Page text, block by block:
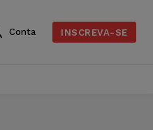
Conta INSCREVA-SE